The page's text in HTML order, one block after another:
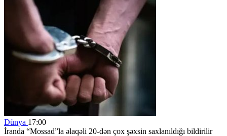
Dünya 17:00
İranda “Mossad”la əlaqəli 20-dən çox şəxsin saxlanıldığı bildirilir